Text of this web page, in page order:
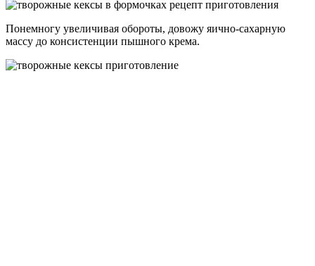
Понемногу увеличивая обороты, довожу яично-сахарную
массу до консистенции пышного крема.